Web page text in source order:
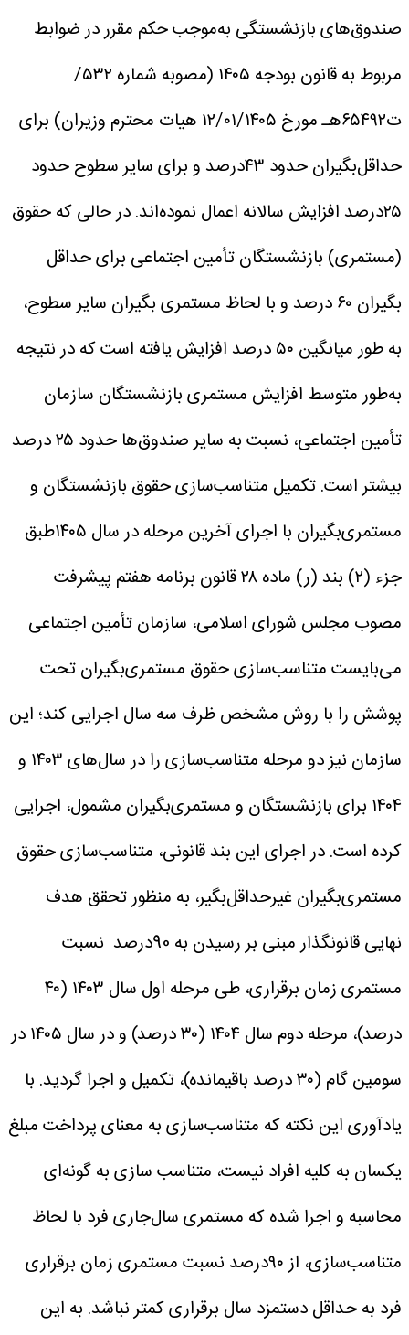
صندوق‌های بازنشستگی به‌موجب حکم مقرر در ضوابط
مربوط به قانون بودجه ۱۴۰۵ (مصوبه شماره ۵۳۲‌/
ت۶۵۴۹۲هـ مورخ ۱۲‌/۰۱‌/۱۴۰۵ هیات محترم وزیران) برای
حداقل‌بگیران حدود ۴۳درصد و برای سایر سطوح حدود
۲۵درصد افزایش سالانه اعمال نموده‌اند.
در حالی که حقوق
(مستمری) بازنشستگان تأمین اجتماعی برای حداقل
بگیران ۶۰ درصد و با لحاظ مستمری بگیران سایر سطوح،
به طور میانگین ۵۰ درصد افزایش یافته است که در نتیجه
به‌طور متوسط افزایش مستمری بازنشستگان سازمان
تأمین اجتماعی، نسبت به سایر صندوق‌ها حدود ۲۵ درصد
بیشتر است.تکمیل متناسب‌سازی حقوق بازنشستگان و
مستمری‌بگیران
با اجرای آخرین مرحله در سال ۱۴۰۵طبق
جزء (۲) بند (ر) ماده ۲۸ قانون برنامه هفتم پیشرفت
مصوب مجلس شورای اسلامی، سازمان تأمین اجتماعی
می‌بایست متناسب‌سازی حقوق مستمری‌بگیران تحت
پوشش را با روش مشخص ظرف سه سال اجرایی کند؛ این
سازمان نیز دو مرحله متناسب‌سازی را در سال‌های ۱۴۰۳ و
۱۴۰۴ برای بازنشستگان و مستمری‌بگیران مشمول، اجرایی
کرده است.در اجرای این بند قانونی، متناسب‌سازی حقوق
مستمری‌بگیران غیرحداقل‌بگیر، به منظور تحقق هدف
نهایی قانونگذار مبنی بر رسیدن به 90درصد نسبت
مستمری زمان برقراری، طی مرحله اول سال ۱۴۰۳ (۴۰
درصد)، مرحله دوم سال ۱۴۰۴ (۳۰ درصد) و در سال ۱۴۰۵ در
سومین گام (۳۰ درصد باقیمانده)، تکمیل و اجرا گردید.
با
یادآوری این نکته که متناسب‌سازی به معنای پرداخت مبلغ
یکسان به کلیه افراد نیست، متناسب سازی به‌ گونه‌ای
محاسبه و اجرا شده که مستمری سال‌جاری فرد با لحاظ
متناسب‌سازی، از ۹۰درصد نسبت مستمری زمان برقراری
فرد به حداقل دستمزد سال برقراری کمتر نباشد. به این